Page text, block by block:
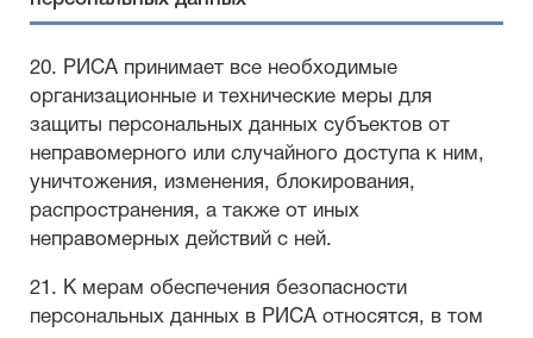
20. РИСА принимает все необходимые
организационные и технические меры для
защиты персональных данных субъектов от
неправомерного или случайного доступа к ним,
уничтожения, изменения, блокирования,
распространения, а также от иных
неправомерных действий с ней.
21. К мерам обеспечения безопасности
персональных данных в РИСА относятся, в том